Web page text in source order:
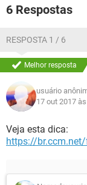
6 Respostas
RESPOSTA 1 / 6
Melhor resposta
usuário
17 out 2017
Veja esta dica:
https://